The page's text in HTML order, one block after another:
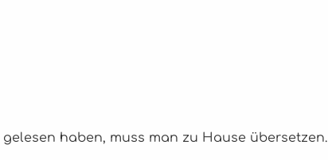
gelesen haben, muss man zu Hause übersetzen.